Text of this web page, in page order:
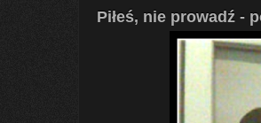
Piłeś, nie prowadź -